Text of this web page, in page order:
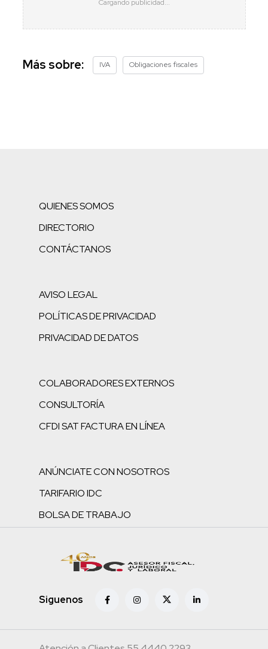
Más sobre: IVA Obligaciones fiscales
QUIENES SOMOS
DIRECTORIO
CONTÁCTANOS
AVISO LEGAL
POLÍTICAS DE PRIVACIDAD
PRIVACIDAD DE DATOS
COLABORADORES EXTERNOS
CONSULTORÍA
CFDI SAT FACTURA EN LÍNEA
ANÚNCIATE CON NOSOTROS
TARIFARIO IDC
BOLSA DE TRABAJO
Siguenos